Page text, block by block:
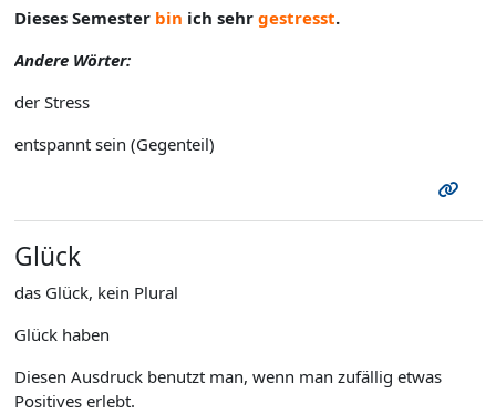
Dieses Semester bin ich sehr gestresst.
Andere Wörter:
der Stress
entspannt sein (Gegenteil)
Glück
das Glück, kein Plural
Glück haben
Diesen Ausdruck benutzt man, wenn man zufällig etwas
Positives erlebt.